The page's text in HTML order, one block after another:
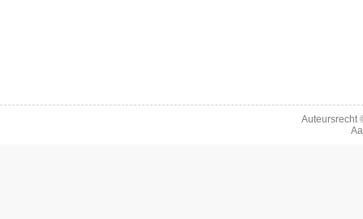
Auteursrecht